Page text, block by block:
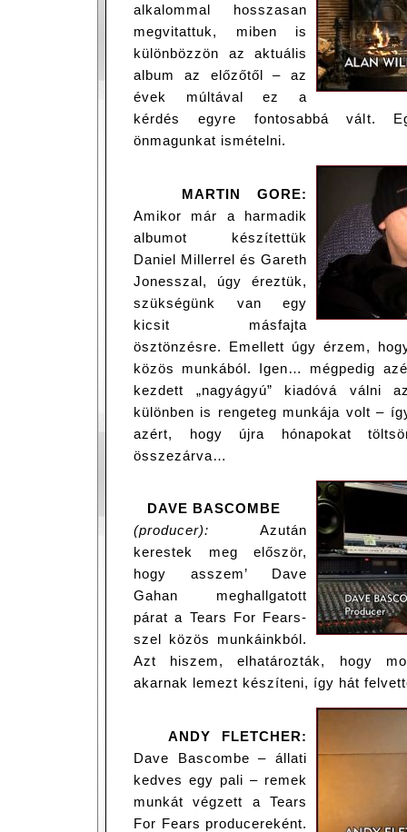
alkalommal hosszasan
megvitattuk, miben is
különbözzön az aktuális
album az előzőtől – az
évek múltával ez a
kérdés egyre fontosabbá vált.
önmagunkat ismételni.
MARTIN GORE:
Amikor már a harmadik
albumot készítettük
Daniel Millerrel és Gareth
Jonesszal, úgy éreztük,
szükségünk van egy
kicsit másfajta
ösztönzésre. Emellett úgy érzem,
közös munkából. Igen… mégpedig
kezdett „nagyágyú” kiadóvá válni
különben is rengeteg munkája volt –
azért, hogy újra hónapokat
összezárva…
DAVE BASCOMBE
(producer): Azután
kerestek meg először,
hogy asszem’ Dave
Gahan meghallgatott
párat a Tears For Fears-
szel közös munkáinkból.
Azt hiszem, elhatározták, hogy
akarnak lemezt készíteni, így hát
ANDY FLETCHER:
Dave Bascombe – állati
kedves egy pali – remek
munkát végzett a Tears
For Fears producereként.